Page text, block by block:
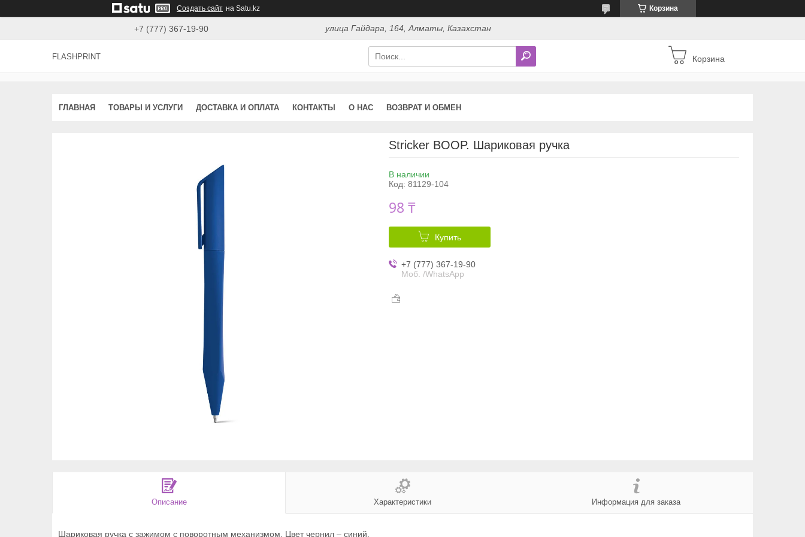
Создать сайт на Satu.kz Корзина
+7 (777) 367-19-90 улица Гайдара, 164, Алматы, Казахстан
FLASHPRINT Корзина
ГЛАВНАЯ ТОВАРЫ И УСЛУГИ ДОСТАВКА И ОПЛАТА КОНТАКТЫ О НАС ВОЗВРАТ И ОБМЕН
Stricker BOOP. Шариковая ручка
В наличии
Код: 81129-104
98 ₸
Купить
+7 (777) 367-19-90
Моб. /WhatsApp
Описание Характеристики Информация для заказа
Шариковая ручка с зажимом с поворотным механизмом. Цвет чернил – синий.